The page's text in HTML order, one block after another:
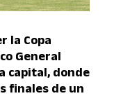
la Copa
General
capital, donde
finales de un